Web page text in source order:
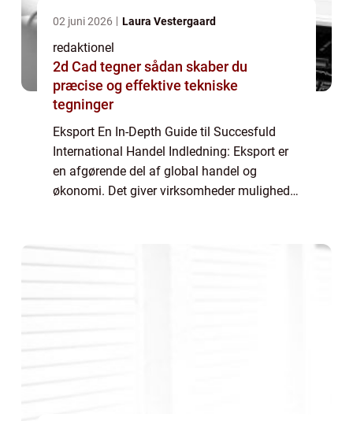
02 juni 2026 Laura Vestergaard
redaktionel
2d Cad tegner sådan skaber du
præcise og effektive tekniske
tegninger
Eksport En In-Depth Guide til Succesfuld
International Handel Indledning: Eksport er
en afgørende del af global handel og
økonomi. Det giver virksomheder mulighed
...